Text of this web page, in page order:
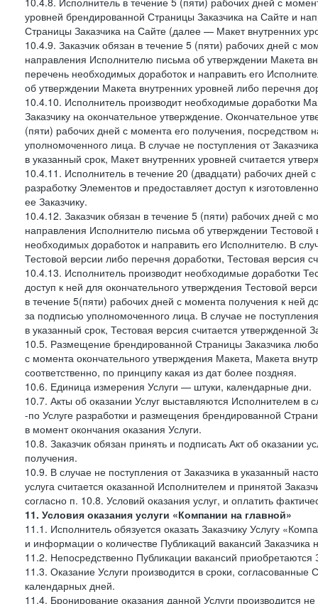
уровней брендированной Страницы Заказчика на Сайте и
Страницы Заказчика на Сайте (далее — Макет внутренних
10.4.9. Заказчик обязан в течение 5 (пяти) рабочих дней с
направления Исполнителю письма об утверждении Макета
перечень необходимых доработок и направить его
об утверждении Макета внутренних уровней либо перечня
10.4.10. Исполнитель производит необходимые доработки
Заказчику на окончательное утверждение. Окончательное
(пяти) рабочих дней с момента его получения,
уполномоченного лица. В случае не поступления от
в указанный срок, Макет внутренних уровней считается
10.4.11. Исполнитель в течение 20 (двадцати) рабочих дней
разработку Элементов и предоставляет доступ к
ее Заказчику.
10.4.12. Заказчик обязан в течение 5 (пяти) рабочих дней с
направления Исполнителю письма об утверждении
необходимых доработок и направить его Исполнителю. В
Тестовой версии либо перечня доработки, Тестовая версия
10.4.13. Исполнитель производит необходимые доработки
доступ к ней для окончательного утверждения Тестовой
в течение 5(пяти) рабочих дней с момента получения к ней
за подписью уполномоченного лица. В случае не
в указанный срок, Тестовая версия считается утвержденной
10.5. Размещение брендированной Страницы Заказчика
с момента окончательного утверждения Макета, Макета
соответственно, по принципу какая из дат более поздняя.
10.6. Единица измерения Услуги — штуки, календарные дни.
10.7. Акты об оказании Услуг выставляются Исполнителем в
-по Услуге разработки и размещения брендированной
в момент окончания оказания Услуги.
10.8. Заказчик обязан принять и подписать Акт об оказании
получения.
10.9. В случае не поступления от Заказчика в указанный
услуга считается оказанной Исполнителем и принятой
согласно п. 10.8. Условий оказания услуг, и оплатить
11. Условия оказания услуги «Компании на главной»
11.1. Исполнитель обязуется оказать Заказчику Услугу
и информации о количестве Публикаций вакансий
11.2. Непосредственно Публикации вакансий приобретаются
11.3. Оказание Услуги производится в сроки,
календарных дней.
11.4. Бронирование оказания данной Услуги производится